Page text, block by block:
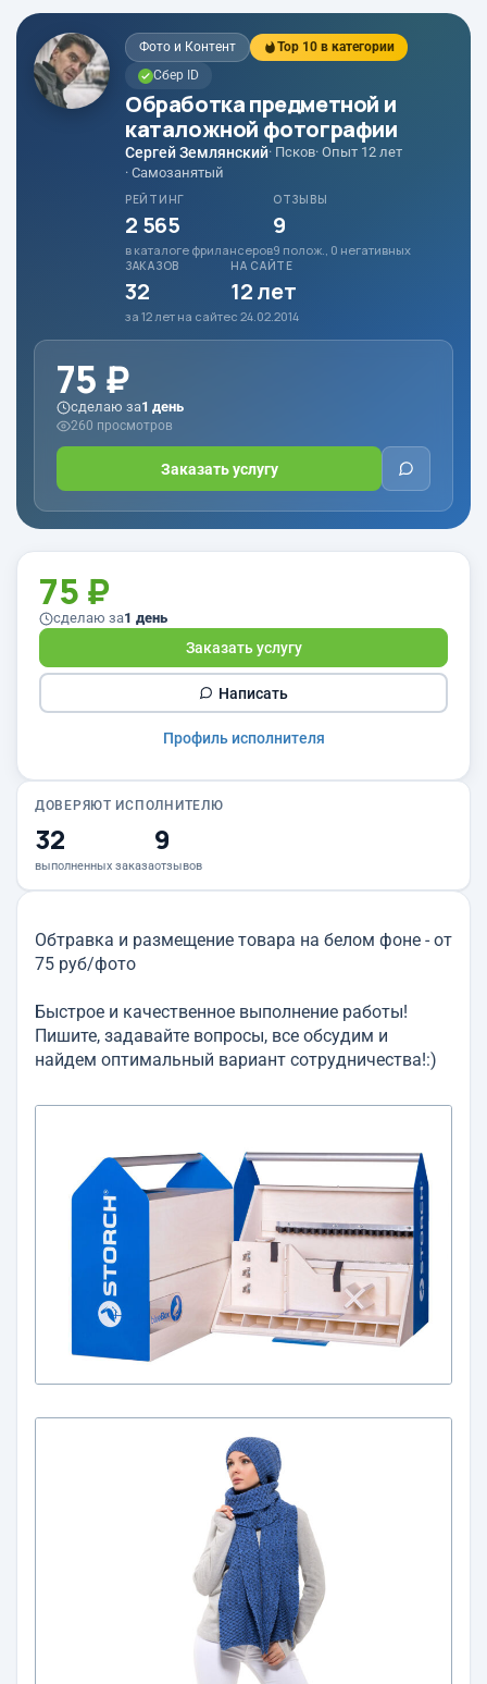
Фото и Контент
Top 10 в категории
Сбер ID
Обработка предметной и
каталожной фотографии
Сергей Землянский· Псков· Опыт 12 лет
· Самозанятый
РЕЙТИНГ
2 565
в каталоге фрилансеров
ОТЗЫВЫ
9
9 полож., 0 негативных
ЗАКАЗОВ
32
за 12 лет на сайте
НА САЙТЕ
12 лет
с 24.02.2014
75 ₽
сделаю за1 день
260 просмотров
Заказать услугу
Обтравка и размещение товара на белом фоне - от
75 руб/фото
Быстрое и качественное выполнение работы!
Пишите, задавайте вопросы, все обсудим и
найдем оптимальный вариант сотрудничества!:)
75 ₽
сделаю за1 день
Заказать услугу
Написать
Профиль исполнителя
ДОВЕРЯЮТ ИСПОЛНИТЕЛЮ
32
выполненных заказа
9
отзывов